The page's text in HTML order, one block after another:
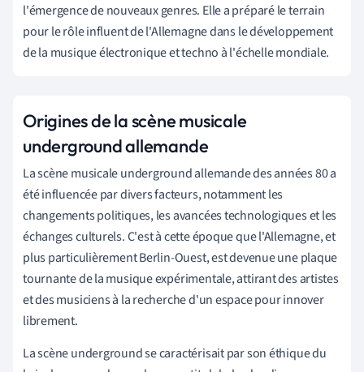
l'émergence de nouveaux genres. Elle a préparé le terrain
pour le rôle influent de l'Allemagne dans le développement
de la musique électronique et techno à l'échelle mondiale.
Origines de la scène musicale
underground allemande
La scène musicale underground allemande des années 80 a
été influencée par divers facteurs, notamment les
changements politiques, les avancées technologiques et les
échanges culturels. C'est à cette époque que l'Allemagne, et
plus particulièrement Berlin-Ouest, est devenue une plaque
tournante de la musique expérimentale, attirant des artistes
et des musiciens à la recherche d'un espace pour innover
librement.
La scène underground se caractérisait par son éthique du